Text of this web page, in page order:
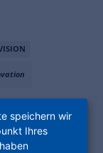
speichern wir
Ihres